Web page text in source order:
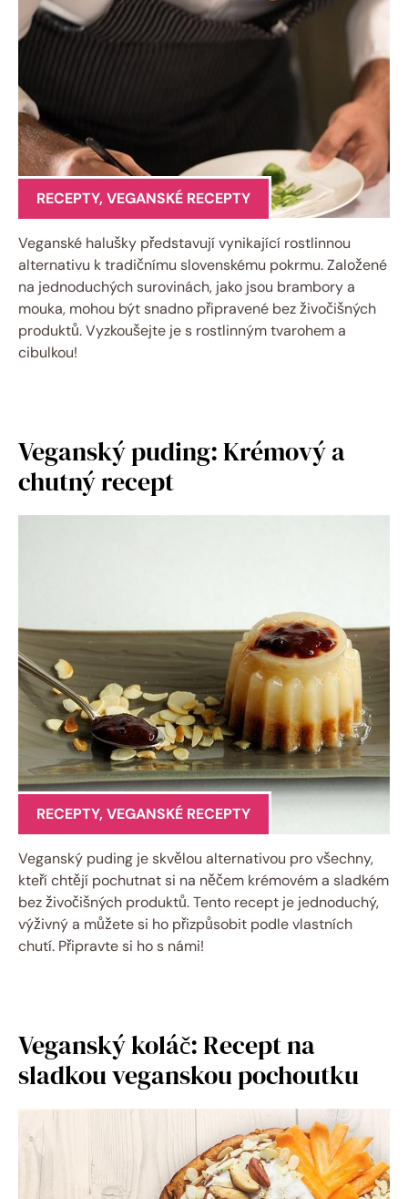
RECEPTY,VEGANSKÉ RECEPTY
Veganské halušky představují vynikající rostlinnou
alternativu k tradičnímu slovenskému pokrmu. Založené
na jednoduchých surovinách, jako jsou brambory a
mouka, mohou být snadno připravené bez živočišných
produktů. Vyzkoušejte je s rostlinným tvarohem a
cibulkou!
Veganský puding: Krémový a
chutný recept
RECEPTY,VEGANSKÉ RECEPTY
Veganský puding je skvělou alternativou pro všechny,
kteří chtějí pochutnat si na něčem krémovém a sladkém
bez živočišných produktů. Tento recept je jednoduchý,
výživný a můžete si ho přizpůsobit podle vlastních
chutí. Připravte si ho s námi!
Veganský koláč: Recept na
sladkou veganskou pochoutku